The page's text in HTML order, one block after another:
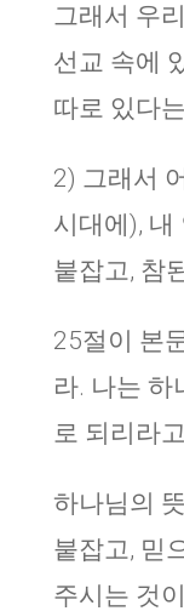
그래서 우
선교 속에
따로 있다
2) 그래서
시대에), 내
붙잡고, 참
25절이 본
라. 나는 하
로 되리라
하나님의
붙잡고, 믿
주시는 것